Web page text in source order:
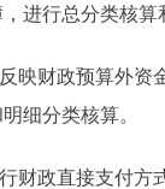
进行总分类核算
财政预算外资
细分类核算。
政直接支付方